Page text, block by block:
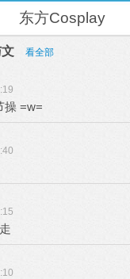
东方Cosplay
看全部
操 =w=